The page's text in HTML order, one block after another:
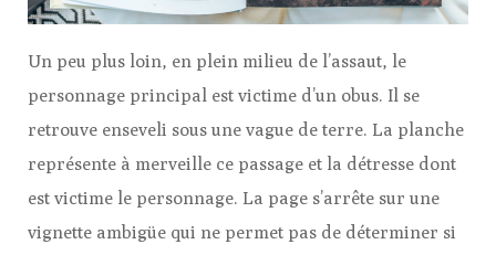
Un peu plus loin, en plein milieu de l’assaut, le
personnage principal est victime d’un obus. Il se
retrouve enseveli sous une vague de terre. La planche
représente à merveille ce passage et la détresse dont
est victime le personnage. La page s’arrête sur une
vignette ambigüe qui ne permet pas de déterminer si